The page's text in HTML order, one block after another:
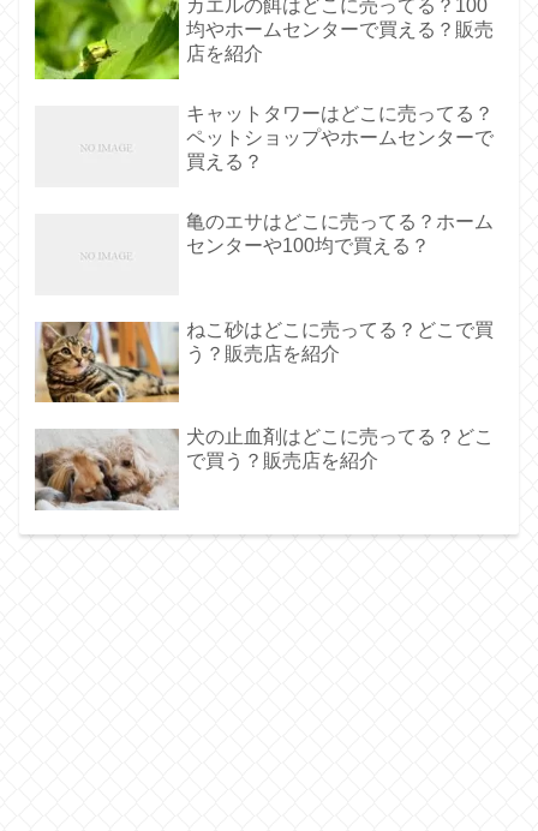
カエルの餌はどこに売ってる？100
均やホームセンターで買える？販売
店を紹介
キャットタワーはどこに売ってる？
ペットショップやホームセンターで
買える？
亀のエサはどこに売ってる？ホーム
センターや100均で買える？
ねこ砂はどこに売ってる？どこで買
う？販売店を紹介
犬の止血剤はどこに売ってる？どこ
で買う？販売店を紹介